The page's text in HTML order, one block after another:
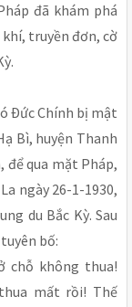
đã khám phá
truyền đơn, cờ
Ðức Chính bị mật
Bì, huyện Thanh
để qua mặt Pháp,
ngày 26-1-1930,
du Bắc Kỳ. Sau
bố:
chỗ không thua!
mất rồi! Thế